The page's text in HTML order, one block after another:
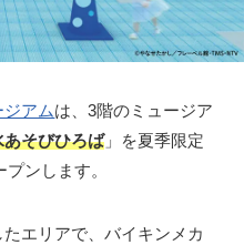
アムは、3階のミュージア
あそびひろば」を夏季限定
ンします。
エリアで、バイキンメカ